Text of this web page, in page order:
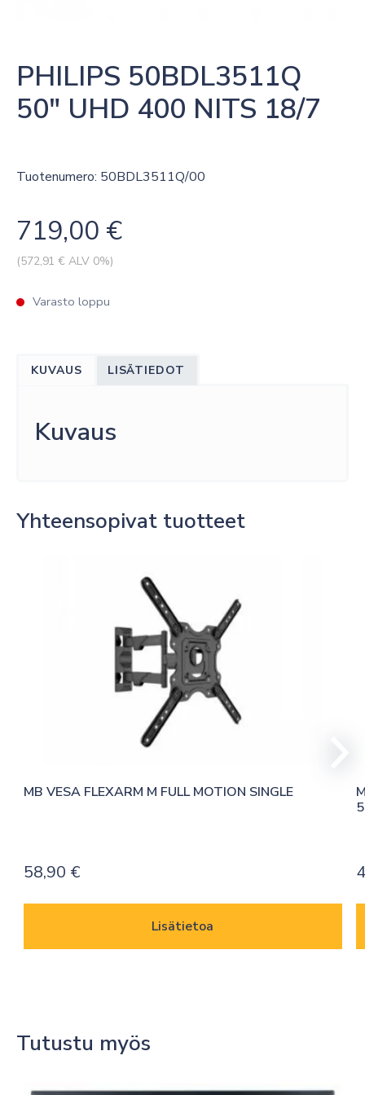
PHILIPS 50BDL3511Q
50″ UHD 400 NITS 18/7
Tuotenumero: 50BDL3511Q/00
719,00 €
(572,91 € ALV 0%)
Varasto loppu
KUVAUS LISÄTIEDOT
Kuvaus
Yhteensopivat tuotteet
MB VESA FLEXARM M FULL MOTION SINGLE
58,90 €
Lisätietoa
Tutustu myös